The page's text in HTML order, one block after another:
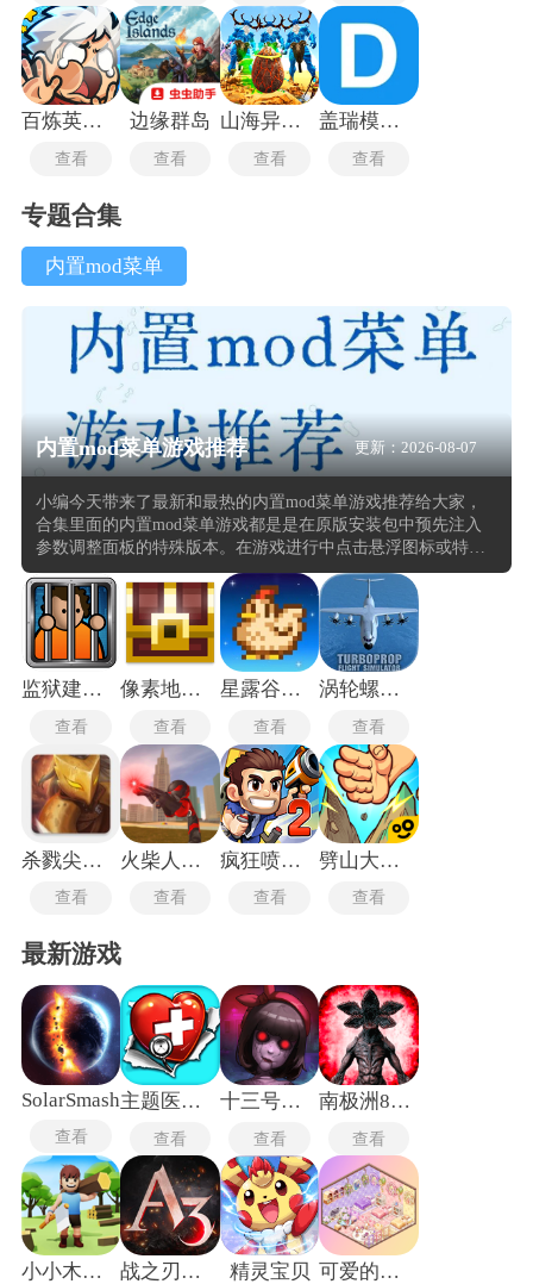
百炼英雄安卓版
查看
边缘群岛
查看
山海异兽吞噬模拟器最新版
查看
盖瑞模组主播同款版
查看
专题合集
内置mod菜单
内置mod菜单游戏推荐 更新：2026-08-07
小编今天带来了最新和最热的内置mod菜单游戏推荐给大家，
合集里面的内置mod菜单游戏都是是在原版安装包中预先注入
参数调整面板的特殊版本。在游戏进行中点击悬浮图标或特定
手势，即可从屏幕侧边或中央唤出包含多项修改开关的操控界
面。菜单内容通常涵盖资源锁定、属性增幅与功能解锁三类，
例如将金币与钻石数量固定为最大值、使角色血量或技能冷却
不受消耗限制、直接激活未开放关卡与隐藏角色。部分内置
mod菜单游戏还提供全局变速、场景跳转、强制跳过对话或战
斗结算等操作，这些修改项以勾选框或滑块形式排列，开启后
即时生效，无需退出当前对局或重新启动程序。
监狱建筑师MOD内置菜单
查看
像素地牢2内置mod
查看
星露谷物语mod整合版
查看
涡轮螺旋桨飞行模拟器mod版
查看
杀戮尖塔mod
查看
火柴人绳索英雄2内置Mod菜单
查看
疯狂喷气机2内置mod菜单版
查看
劈山大师内置MOD菜单
查看
最新游戏
SolarSmash
查看
主题医院单机版
查看
十三号病院
查看
南极洲88号
查看
小小木材商 战之刃幸存者 精灵宝贝 可爱的房屋设计